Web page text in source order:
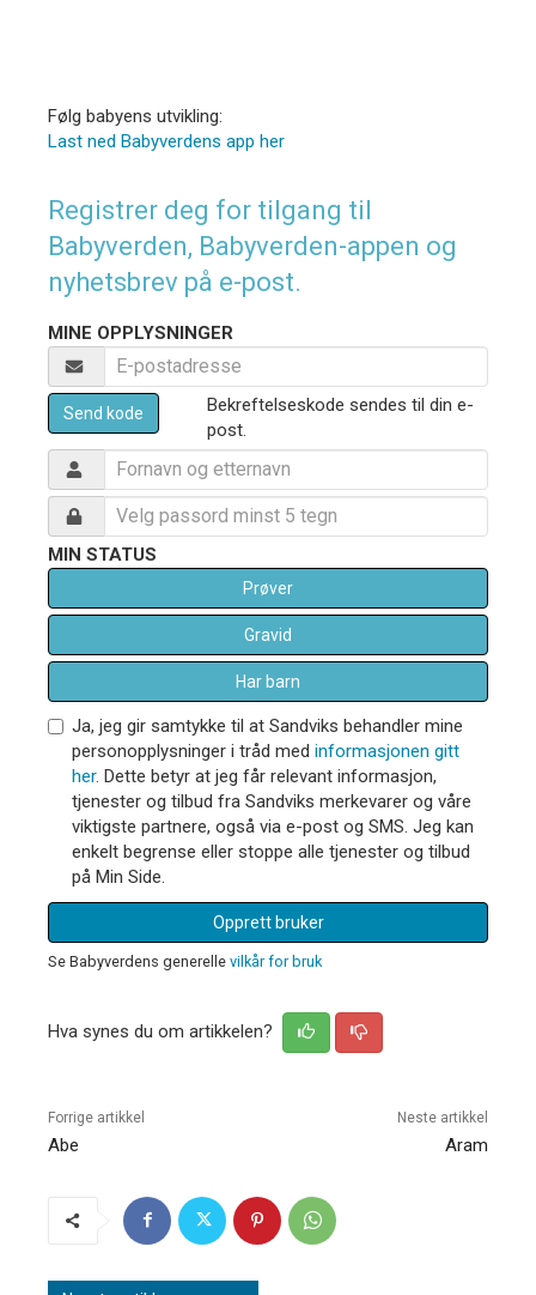
Følg babyens utvikling:
Last ned Babyverdens app her
Registrer deg for tilgang til
Babyverden, Babyverden-appen og
nyhetsbrev på e-post.
MINE OPPLYSNINGER
Send kode
Bekreftelseskode sendes til din e-
post.
MIN STATUS
Prøver
Gravid
Har barn
Ja, jeg gir samtykke til at Sandviks behandler mine
personopplysninger i tråd med informasjonen gitt
her. Dette betyr at jeg får relevant informasjon,
tjenester og tilbud fra Sandviks merkevarer og våre
viktigste partnere, også via e-post og SMS. Jeg kan
enkelt begrense eller stoppe alle tjenester og tilbud
på Min Side.
Opprett bruker
Se Babyverdens generelle vilkår for bruk
Hva synes du om artikkelen?
Forrige artikkel
Abe
Neste artikkel
Aram